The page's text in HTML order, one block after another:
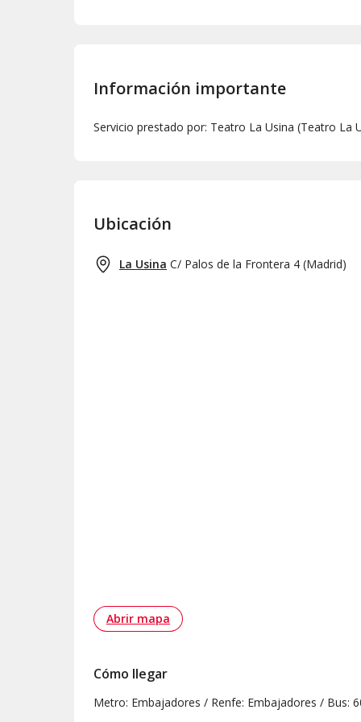
Información importante
Servicio prestado por: Teatro La Usina (Teatro La
Ubicación
La Usina C/ Palos de la Frontera 4 (Madrid)
Abrir mapa
Cómo llegar
Metro: Embajadores / Renfe: Embajadores / Bus: